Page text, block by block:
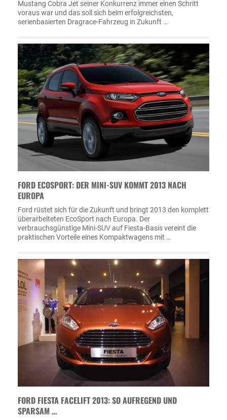
Mustang Cobra Jet seiner Konkurrenz immer einen Schritt
voraus war und das soll sich beim erfolgreichsten,
serienbasierten Dragrace-Fahrzeug in Zukunft …
FORD ECOSPORT: DER MINI-SUV KOMMT 2013 NACH
EUROPA
Ford rüstet sich für die Zukunft und bringt 2013 den komplett
überarbeiteten EcoSport nach Europa. Der
verbrauchsgünstige Mini-SUV auf Fiesta-Basis vereint die
praktischen Vorteile eines Kompaktwagens mit …
FORD FIESTA FACELIFT 2013: SO AUFREGEND UND
SPARSAM …